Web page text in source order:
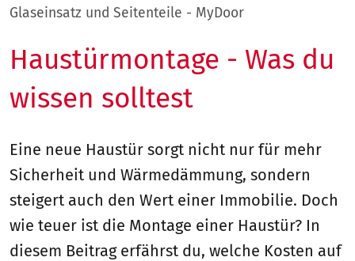
Glaseinsatz und Seitenteile - MyDoor
Haustürmontage - Was du
wissen solltest
Eine neue Haustür sorgt nicht nur für mehr
Sicherheit und Wärmedämmung, sondern
steigert auch den Wert einer Immobilie. Doch
wie teuer ist die Montage einer Haustür? In
diesem Beitrag erfährst du, welche Kosten auf